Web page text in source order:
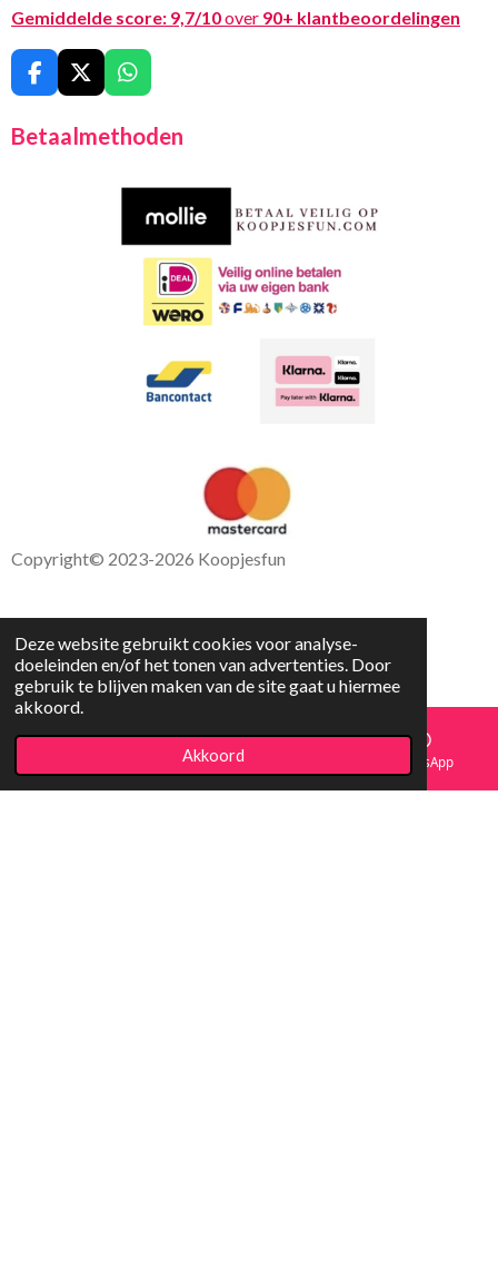
Deze website gebruikt cookies voor analyse-
doeleinden en/of het tonen van advertenties. Door
gebruik te blijven maken van de site gaat u hiermee
akkoord.
Akkoord
Gemiddelde score: 9,7/10over 90+ klantbeoordelingen
F
a
c
e
X
W
h
t
A
Betaalmethoden
Copyright© 2023-2026 Koopjesfun
Facebook WhatsApp